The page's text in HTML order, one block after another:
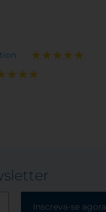
Inscreva-se agora